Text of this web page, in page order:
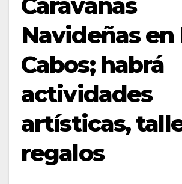
Navideñas en
Cabos; habrá
actividades
artísticas,
regalos